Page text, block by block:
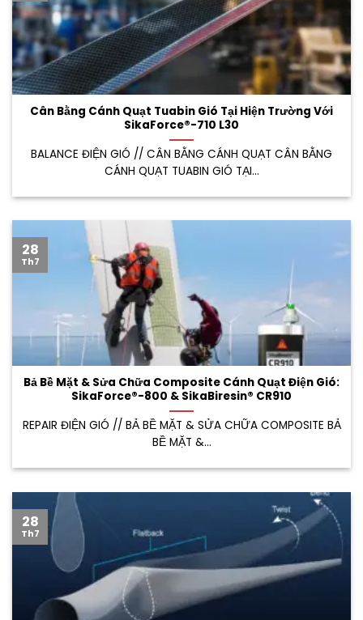
Cân Bằng Cánh Quạt Tuabin Gió Tại Hiện Trường Với
SikaForce®-710 L30
BALANCE ĐIỆN GIÓ // CÂN BẰNG CÁNH QUẠT CÂN BẰNG
CÁNH QUẠT TUABIN GIÓ TẠI...
Bả Bề Mặt & Sửa Chữa Composite Cánh Quạt Điện Gió:
SikaForce®-800 & SikaBiresin® CR910
REPAIR ĐIỆN GIÓ // BẢ BỀ MẶT & SỬA CHỮA COMPOSITE BẢ
BỀ MẶT &...
28
Th7
28
Th7